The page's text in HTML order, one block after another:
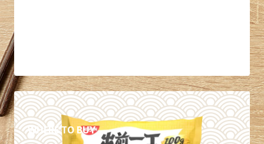
WHERE TO BUY
DÉTAILS